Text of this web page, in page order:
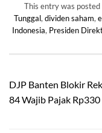
This entry was posted
Tunggal, dividen saham,
Indonesia, Presiden
DJP Banten Blokir
84 Wajib Pajak